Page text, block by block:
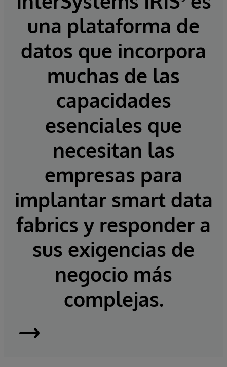
una plataforma de
datos que incorpora
muchas de las
capacidades
esenciales que
necesitan las
empresas para
implantar smart data
fabrics y responder a
sus exigencias de
negocio más
complejas.
InterSystems